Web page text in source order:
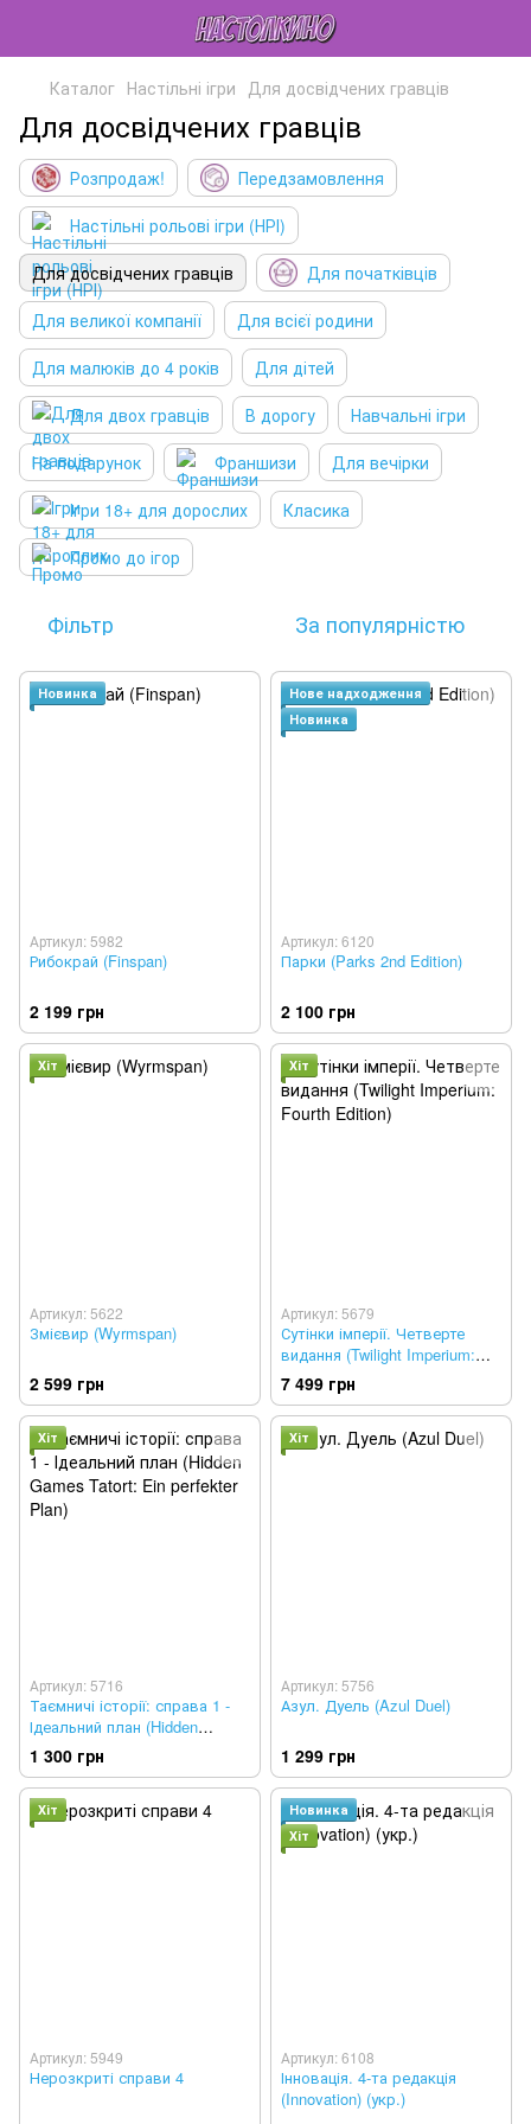
Каталог Настільні ігри Для досвідчених гравців
Для досвідчених гравців
Розпродаж!
Передзамовлення
Настільні рольові ігри (НРІ)
Для досвідчених гравців
Для початківців
Для великої компанії
Для всієї родини
Для малюків до 4 років
Для дітей
Для двох гравців
В дорогу
Навчальні ігри
На подарунок
Франшизи
Для вечірки
Ігри 18+ для дорослих
Класика
Промо до ігор
Фільтр За популярністю
Новинка
Артикул: 5982
Рибокрай (Finspan)
2 199 грн
Нове надходження
Новинка
Артикул: 6120
Парки (Parks 2nd Edition)
2 100 грн
Хіт
Артикул: 5622
Змієвир (Wyrmspan)
2 599 грн
Хіт
Артикул: 5679
Сутінки імперії. Четверте
видання (Twilight Imperium:
Fourth Edition)
7 499 грн
Хіт
Артикул: 5716
Таємничі історії: справа 1 -
Ідеальний план (Hidden
Games Tatort: Ein perfekter
Plan)
1 300 грн
Хіт
Артикул: 5756
Азул. Дуель (Azul Duel)
1 299 грн
Хіт
Артикул: 5949
Нерозкриті справи 4
Новинка
Хіт
Артикул: 6108
Інновація. 4-та редакція
(Innovation) (укр.)